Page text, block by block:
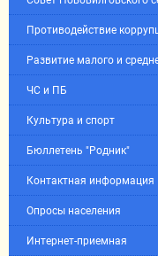
Противодействие
Развитие малого и
ЧС и ПБ
Культура и спорт
Бюллетень "Родник"
Контактная информация
Опросы населения
Интернет-приемная